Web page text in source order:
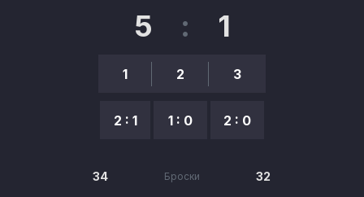
5 : 1
1
2 : 1
2
1 : 0
3
2 : 0
34 Броски 32